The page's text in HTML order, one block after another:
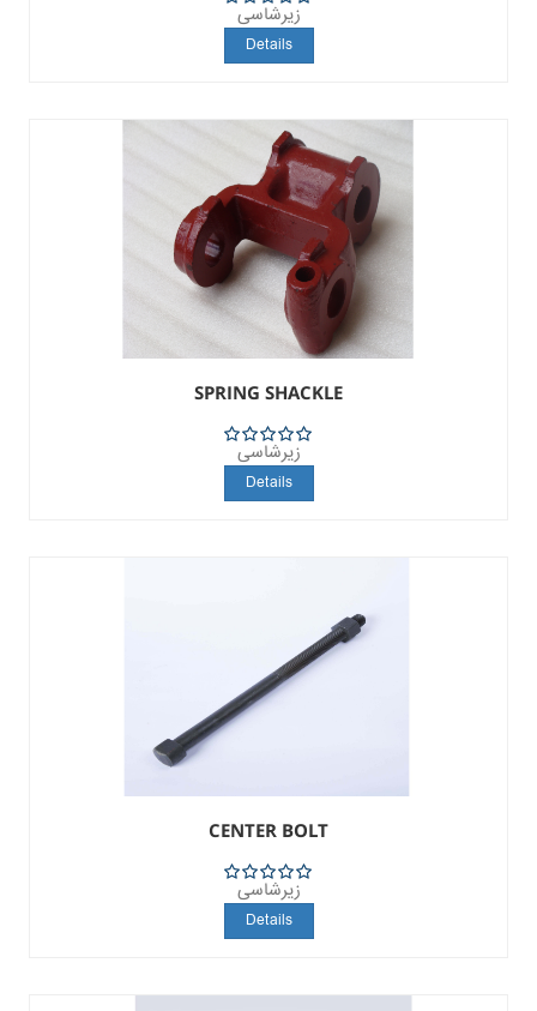
5
زیرشاسی
Details
SPRING SHACKLE
5
زیرشاسی
Details
CENTER BOLT
5
زیرشاسی
Details